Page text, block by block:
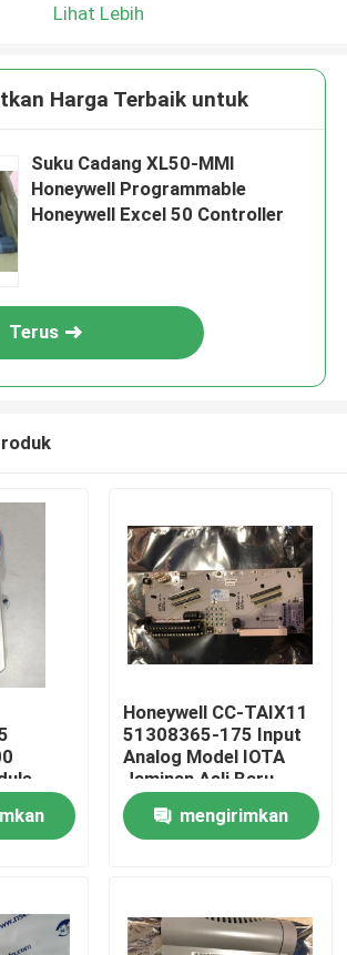
Lihat Lebih
Harga Terbaik untuk
Suku Cadang XL50-MMI
Honeywell Programmable
Honeywell Excel 50 Controller
Terus
Honeywell CC-TAIX11
51308365-175 Input
Analog Model IOTA
Jaminan Asli Baru
mengirimkan